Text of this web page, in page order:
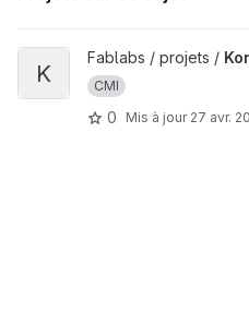
Afficher le projet Kombucha
K
Fablabs / projets /
CMI
0 Mis à jour 27 avr.